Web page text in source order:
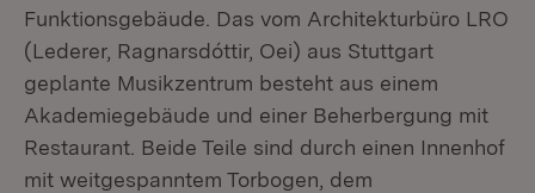
Funktionsgebäude. Das vom Architekturbüro LRO
(Lederer, Ragnarsdóttir, Oei) aus Stuttgart
geplante Musikzentrum besteht aus einem
Akademiegebäude und einer Beherbergung mit
Restaurant. Beide Teile sind durch einen Innenhof
mit weitgespanntem Torbogen, dem